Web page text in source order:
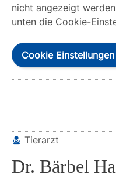
nicht angezeigt
unten die Cookie-
Cookie
Tierarzt
Dr. Bärbel